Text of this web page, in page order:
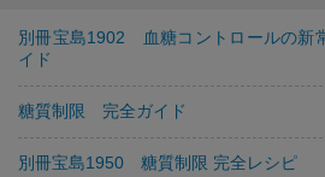
別冊宝島1902 血糖コントロールの
イド
糖質制限 完全ガイド
別冊宝島1950 糖質制限 完全レシピ